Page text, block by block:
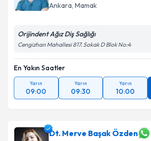
Ankara, Mamak
Orijindent Ağız Diş Sağlığı
Cengizhan Mahallesi 817. Sokak D Blok No:4
En Yakın Saatler
Yarın
09:00
Yarın
09:30
Yarın
10:00
Dt. Merve Başak Özden